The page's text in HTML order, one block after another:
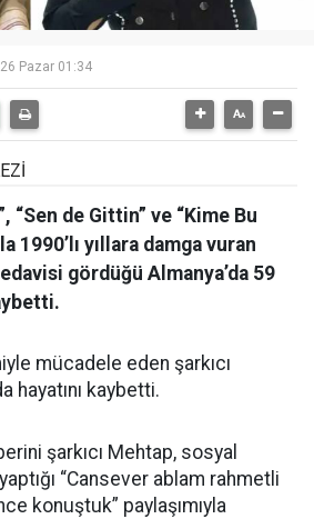
Pazar 01:34
“Sen de Gittin” ve “Kime Bu
1990’lı yıllara damga vuran
gördüğü Almanya’da 59
mücadele eden şarkıcı
hayatını kaybetti.
şarkıcı Mehtap, sosyal
“Cansever ablam rahmetli
konuştuk” paylaşımıyla